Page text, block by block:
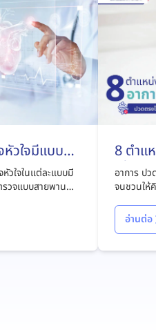
หัวใจมีแบบ
วใจในแต่ละแบบมี
รวจแบบสายพาน
8 ตำแ
เสี่ยงโ
อาการ ป
จนชวนให้
คาดไม่ถึง
อ่านต่อ